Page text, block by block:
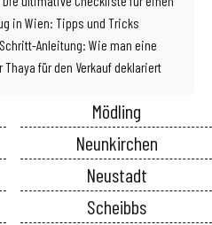
in Wien: Tipps und Tricks
Anleitung: Wie man eine
für den Verkauf deklariert
Mödling
Neunkirchen
Neustadt
Scheibbs